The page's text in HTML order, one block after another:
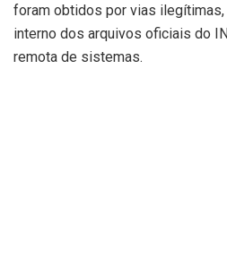
foram obtidos por vias
interno dos arquivos oficiais do
remota de sistemas.